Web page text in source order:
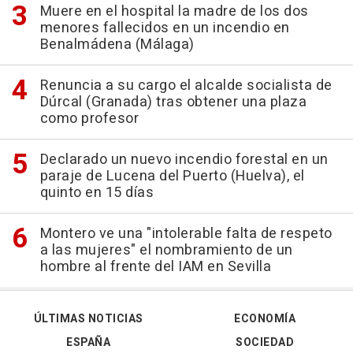
Muere en el hospital la madre de los dos
menores fallecidos en un incendio en
Benalmádena (Málaga)
Renuncia a su cargo el alcalde socialista de
Dúrcal (Granada) tras obtener una plaza
como profesor
Declarado un nuevo incendio forestal en un
paraje de Lucena del Puerto (Huelva), el
quinto en 15 días
Montero ve una "intolerable falta de respeto
a las mujeres" el nombramiento de un
hombre al frente del IAM en Sevilla
ÚLTIMAS NOTICIAS
ESPAÑA
ECONOMÍA
SOCIEDAD